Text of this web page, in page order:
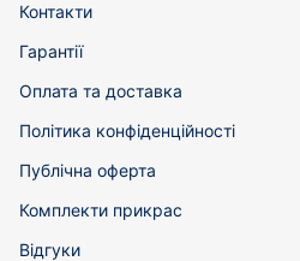
Контакти
Гарантії
Оплата та доставка
Політика конфіденційності
Публічна оферта
Комплекти прикрас
Відгуки